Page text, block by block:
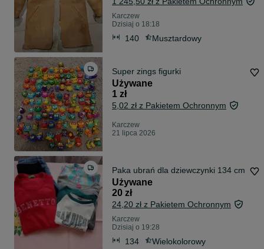
Karczew
Dzisiaj o 18:18
140 Musztardowy
Super zings figurki
Używane
1 zł
5,02 zł z Pakietem Ochronnym
Karczew
21 lipca 2026
Paka ubrań dla dziewczynki 134 cm
Używane
20 zł
24,20 zł z Pakietem Ochronnym
Karczew
Dzisiaj o 19:28
134 Wielokolorowy